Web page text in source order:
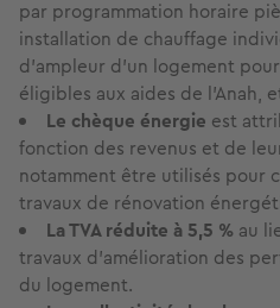
par programmation horaire
installation de chauffage
d’ampleur d’un logement
éligibles aux aides de l’Anah,
Le chèque énergie est
fonction des revenus et de
notamment être utilisés pour
travaux de rénovation
La TVA réduite à 5,5 % au
travaux d’amélioration des
du logement.